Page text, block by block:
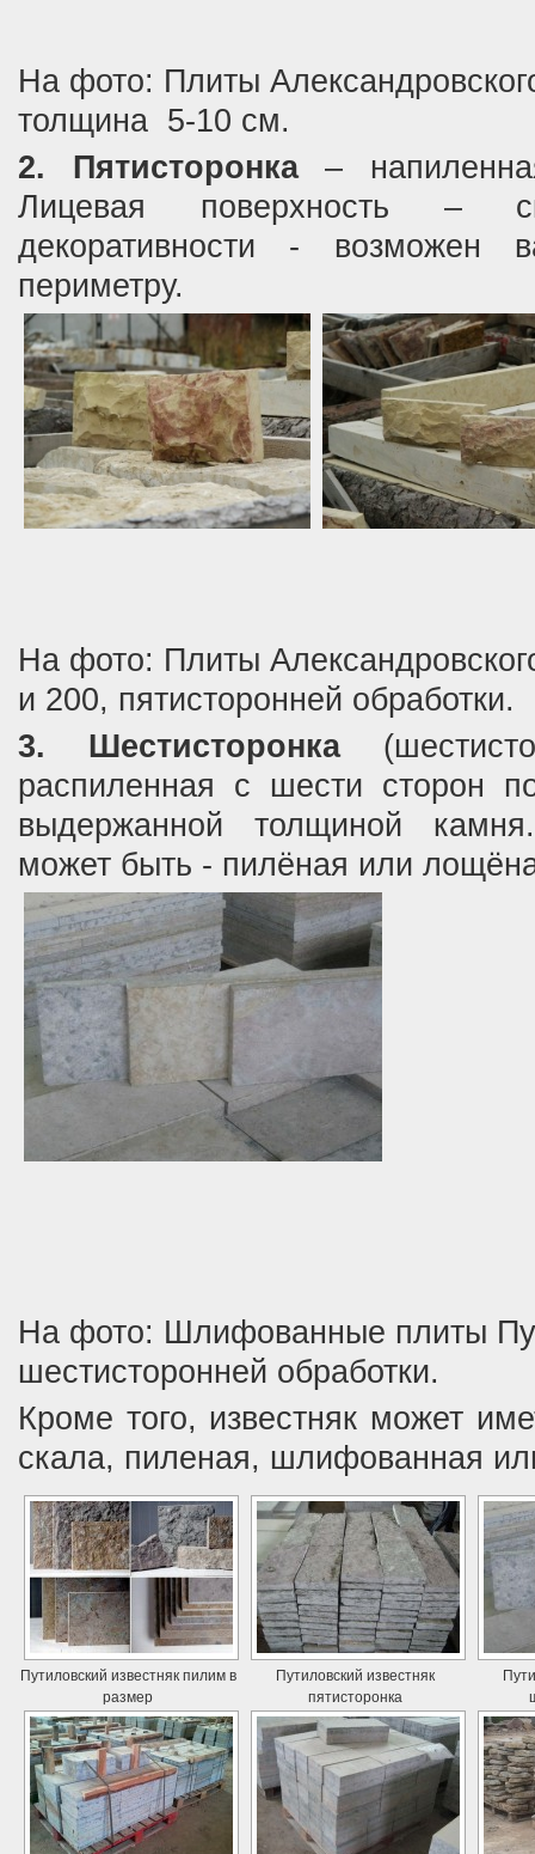
На фото: Плиты
толщина 5-10 см.
2. Пятисторонка–
Лицевая поверхность –
декоративности - возможен
периметру.
На фото: Плиты
и 200, пятисторонней обработки.
3. Шестисторонка
распиленная с шести сторон
выдержанной толщиной
может быть - пилёная или
На фото: Шлифованные плиты
шестисторонней обработки.
Кроме того, известняк может
скала, пиленая, шлифованная
Путиловский известняк пилим в
размер
Путиловский известняк
пятисторонка